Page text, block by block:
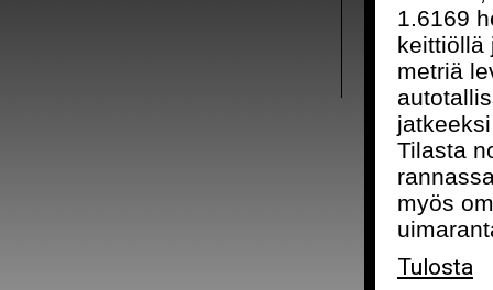
1.6169
keittiöllä
metriä
Tilasta
myös
Tulosta